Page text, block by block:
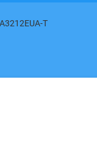
A3212EUA-T